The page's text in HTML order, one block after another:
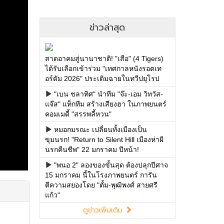
ข่าวล่าสุด
สาดอาคมสู่นานาชาติ! "เสือ" (4 Tigers)
ได้รับเลือกเข้าร่วม "เทศกาลหนังรอตเท
อร์ดัม 2026" ประเดิมฉายในทวีปยุโรป
"เบน ชลาทิศ" นำทีม "จ๊ะ-เอม วิทวัส-
แจ๊ส" แท็กทีม สร้างเสียงฮา ในภาพยนตร์
คอมเมดี้ "สรรพลี้หวน"
หมอกมรณะ เปลี่ยนทั้งเมืองเป็น
ขุมนรก! "Return to Silent Hill เมืองห่าผี
นรกคืนชีพ" 22 มกราคม ปีหน้า!
"พนอ 2" ลองของขั้นสุด ต้องปลุกปีศาจ
15 มกราคม นี้ในโรงภาพยนตร์ การัน
ตีความสยองโดย "ตั้ม-พุฒิพงศ์ สายศรี
แก้ว"
ดูข่าวเพิ่มเติม